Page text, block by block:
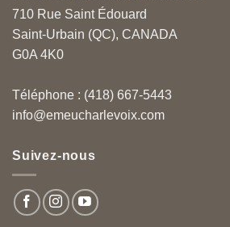
710 Rue Saint Édouard
Saint-Urbain (QC), CANADA
G0A 4K0
Téléphone : (418) 667-5443
info@emeucharlevoix.com
Suivez-nous